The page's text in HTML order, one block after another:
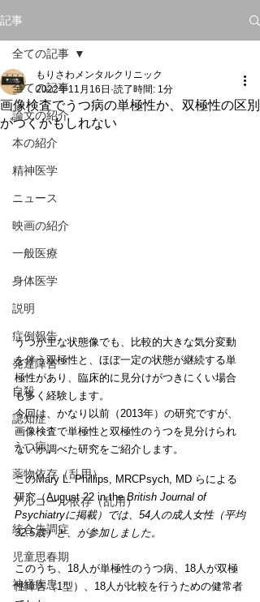
記事
全ての記事
論文の紹介
本の紹介
精神医学
ニュース
映画の紹介
一般医療
身体医学
説明
症例報告
発達障害
自殺
認知症
うつ病
薬物依存（乱用）
アルコール依存（乱用）
統合失調症
児童思春期
神経疾患
全ての記事
画像検査でうつ病の単極性か、双極性の区別
がつくかもしれない
もりさわメンタルクリニック
2022年11月16日 読了時間: 1分
うつが主な状態像でも、比較的大きな気分変動
を伴う双極性と、ほぼ一定の状態が継続する単
極性があり、臨床的に見分けがつきにくい場合
も多く経験します。
今回は、かなり以前（2013年）の研究ですが、
画像検査で単極性と双極性のうつを見分けられ
ないか調べた研究をご紹介します。
このMary L. Phillips, MRCPsych, MD らによる
研究（August 22 in the British Journal of
Psychiatryに掲載）では、54人の成人女性（平均
32.5歳）と、が参加しました。
このうち、18人が単極性のうつ病、18人が双極
性障害（1型）、18人が比較を行うための健常者